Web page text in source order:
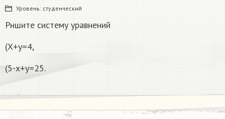
Уровень: студенческий
Рншите систему уравнений
(X+y=4,
(5-x+y=25.